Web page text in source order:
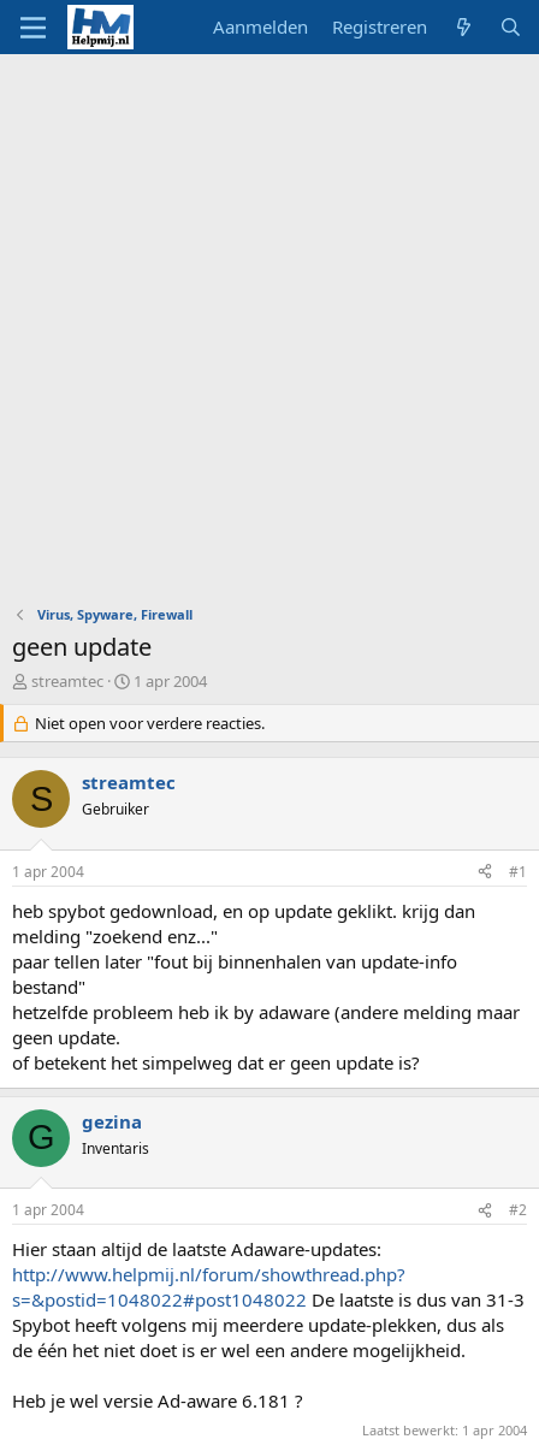
Aanmelden Registreren
Virus, Spyware, Firewall
geen update
O
d
e
r
w
e
r
p
s
a
r
t
e
r
streamtec
S
a
r
d
a
u
1 apr 2004
Niet open voor verdere reacties.
S streamtec
Gebruiker
1 apr 2004 #1
heb spybot gedownload, en op update geklikt. krijg dan
melding "zoekend enz..."
paar tellen later "fout bij binnenhalen van update-info
bestand"
hetzelfde probleem heb ik by adaware (andere melding maar
geen update.
of betekent het simpelweg dat er geen update is?
G gezina
Inventaris
1 apr 2004 #2
Hier staan altijd de laatste Adaware-updates:
http://www.helpmij.nl/forum/showthread.php?
s=&postid=1048022#post1048022 De laatste is dus van 31-3
Spybot heeft volgens mij meerdere update-plekken, dus als
de één het niet doet is er wel een andere mogelijkheid.
Heb je wel versie Ad-aware 6.181 ?
Laatst bewerkt: 1 apr 2004